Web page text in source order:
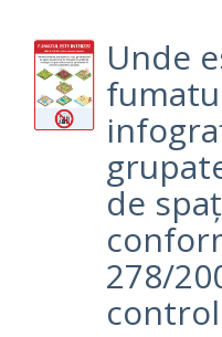
Unde
de
278/